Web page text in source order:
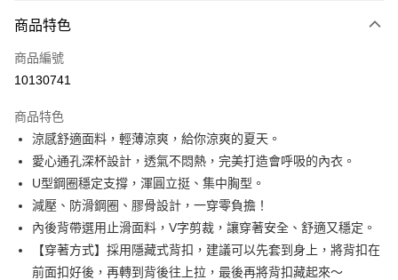
台灣樂天信用卡公司
玉山商業銀行
台灣樂天信用卡公司
相關說明
【大哥付你分期使用說明】
2.付款方式選擇「大哥付你分期」，訂單成立後會自動跳轉到大哥付的交易
流程，驗證手機門號後，選擇欲分期的期數、繳款截止日，確認付款後即完
成交易。
3.實際核准額度、可分期數及費用金額請依後續交易確認頁面所載為準。
4.訂單成立30分鐘內，如未前往確認交易或遇審核未通過，訂單將自動取
法說明評估內容。
【繳款方式說明】
1.分期款項不併入電信帳單，「大哥付你分期」於每月結算日後寄送繳費提
醒簡訊。
2.透過簡訊連結打開帳單後，可選擇「超商條碼／台灣大直營門市／銀行轉
相關說明
【關於「AFTEE先享後付」】
AFTEE先享後付是「在收到商品之後才付款」的支付方式。 讓您購物簡單
便利好安心！
１．簡單：不需註冊會員、不需綁卡、不需儲值。
２．便利：只要手機號碼，簡訊認證，即可結帳。
３．安心：先確認商品／服務後，再付款。
【「AFTEE先享後付」結帳流程】
１．於結帳方式選擇「AFTEE先享後付」後，將跳轉至「AFTEE先享後付」
Hami Point
相關說明
「Hami Point」為中華電信所提供之點數服務，可於會員專區綁定中華電信
會員帳號後，即可在購物車使用 Hami Point 折抵消費金額 (1點等於1元)。
ATM付款
商品特色
商品編號
10130741
商品特色
涼感舒適面料，輕薄涼爽，給你涼爽的夏天。​​
愛心通孔深杯設計，透氣不悶熱，完美打造會呼吸的內衣。​
U型鋼圈穩定支撐，渾圓立挺、集中胸型。​​
減壓、防滑鋼圈、膠骨設計，一穿零負擔！​
內後背帶選用止滑面料，V字剪裁，讓穿著安全、舒適又穩定。​​
【穿著方式】採用隱藏式背扣，建議可以先套到身上，將背扣在
前面扣好後，再轉到背後往上拉，最後再將背扣藏起來～